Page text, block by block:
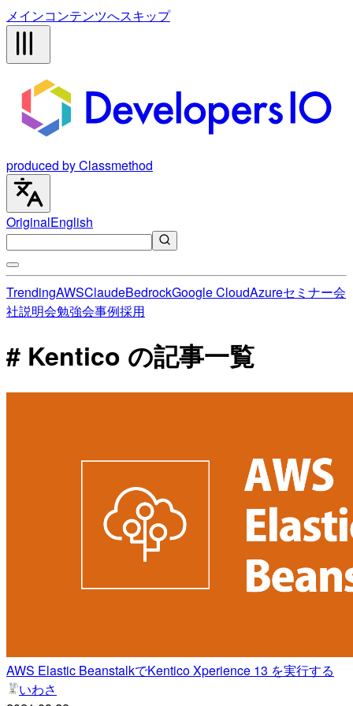
メインコンテンツへスキップ
produced by Classmethod
OriginalEnglish
TrendingAWSClaudeBedrockGoogle CloudAzureセミナー会
社説明会勉強会事例採用
# Kentico の記事一覧
AWS Elastic BeanstalkでKentico Xperience 13 を実行する
いわさ